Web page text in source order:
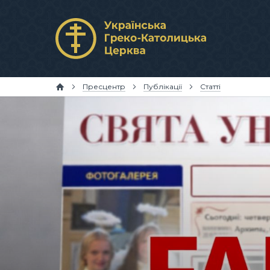
Пресцентр Публікації Статті